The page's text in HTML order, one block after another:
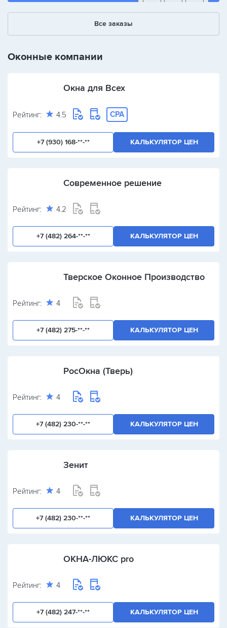
+ - /
Все заказы
Оконные компании
Окна для Всех
Рейтинг: 4.5 CPA
+7 (930) 168-**-** КАЛЬКУЛЯТОР ЦЕН
Современное решение
Рейтинг: 4.2
+7 (482) 264-**-** КАЛЬКУЛЯТОР ЦЕН
Тверское Оконное Производство
Рейтинг: 4
+7 (482) 275-**-** КАЛЬКУЛЯТОР ЦЕН
РосОкна (Тверь)
Рейтинг: 4
+7 (482) 230-**-** КАЛЬКУЛЯТОР ЦЕН
Зенит
Рейтинг: 4
+7 (482) 230-**-** КАЛЬКУЛЯТОР ЦЕН
ОКНА-ЛЮКС pro
Рейтинг: 4
+7 (482) 247-**-** КАЛЬКУЛЯТОР ЦЕН